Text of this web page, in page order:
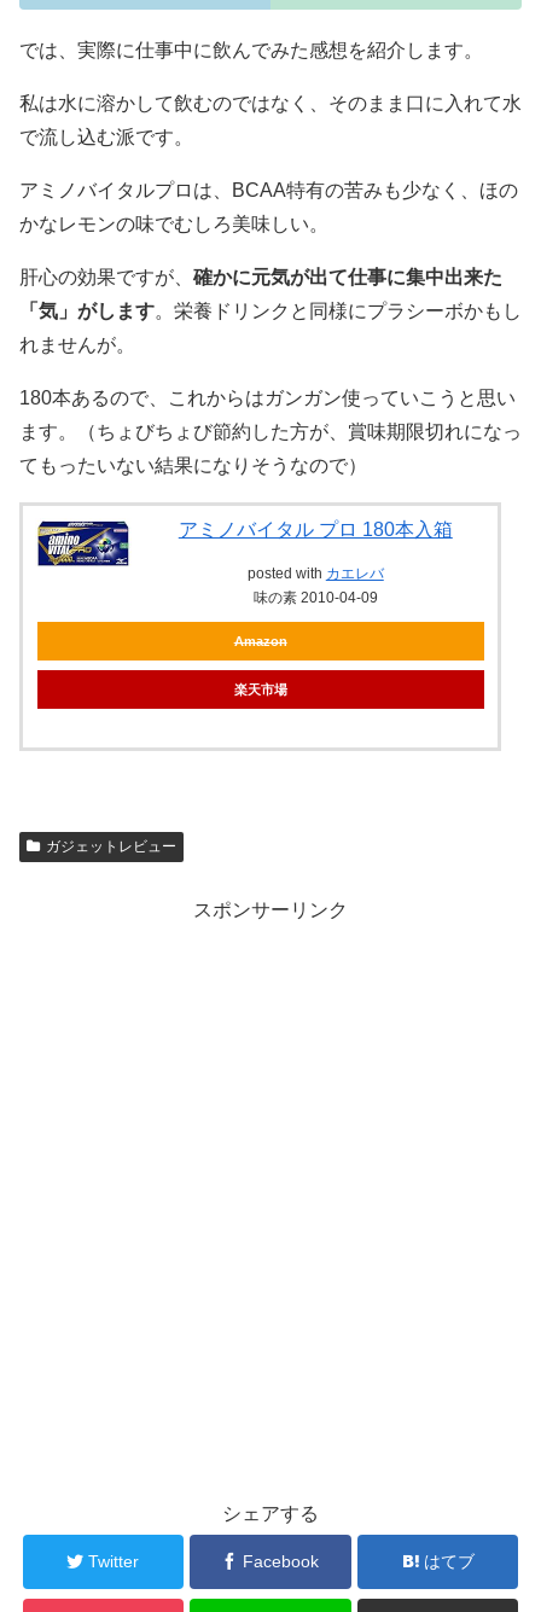
では、実際に仕事中に飲んでみた感想を紹介します。
私は水に溶かして飲むのではなく、そのまま口に入れて水
で流し込む派です。
アミノバイタルプロは、BCAA特有の苦みも少なく、ほの
かなレモンの味でむしろ美味しい。
肝心の効果ですが、 確かに元気が出て仕事に集中出来た
「気」がします。栄養ドリンクと同様にプラシーボかもし
れませんが。
180本あるので、これからはガンガン使っていこうと思い
ます。（ちょびちょび節約した方が、賞味期限切れになっ
てもったいない結果になりそうなので）
アミノバイタル プロ 180本入箱
posted with カエレバ
味の素 2010-04-09
Amazon
楽天市場
ガジェットレビュー
スポンサーリンク
シェアする
Twitter Facebook はてブ